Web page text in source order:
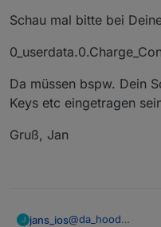
Schau mal bitte bei
Da müssen bspw. Dein
Keys etc eingetragen
Gruß, Jan
J jans_ios@da_hood